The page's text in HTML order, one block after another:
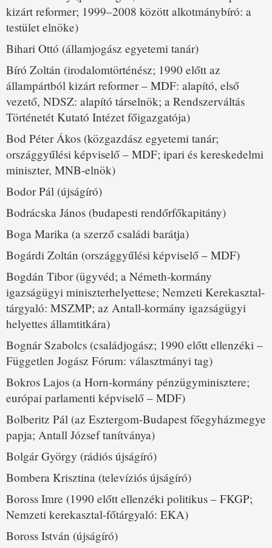
kizárt reformer; 1999–2008 között alkotmánybíró: a
testület elnöke)
Bihari Ottó (államjogász egyetemi tanár)
Bíró Zoltán (irodalomtörténész; 1990 előtt az
állampártból kizárt reformer – MDF: alapító, első
vezető, NDSZ: alapító társelnök; a Rendszerváltás
Történetét Kutató Intézet főigazgatója)
Bod Péter Ákos (közgazdász egyetemi tanár;
országgyűlési képviselő – MDF; ipari és kereskedelmi
miniszter, MNB-elnök)
Bodor Pál (újságíró)
Bodrácska János (budapesti rendőrfőkapitány)
Boga Marika (a szerző családi barátja)
Bogárdi Zoltán (országgyűlési képviselő – MDF)
Bogdán Tibor (ügyvéd; a Németh-kormány
igazságügyi miniszterhelyettese; Nemzeti Kerekasztal-
tárgyaló: MSZMP; az Antall-kormány igazságügyi
helyettes államtitkára)
Bognár Szabolcs (családjogász; 1990 előtt ellenzéki –
Független Jogász Fórum: választmányi tag)
Bokros Lajos (a Horn-kormány pénzügyminisztere;
európai parlamenti képviselő – MDF)
Bolberitz Pál (az Esztergom-Budapest főegyházmegye
papja; Antall József tanítványa)
Bolgár György (rádiós újságíró)
Bombera Krisztina (televíziós újságíró)
Boross Imre (1990 előtt ellenzéki politikus – FKGP;
Nemzeti kerekasztal-főtárgyaló: EKA)
Boross István (újságíró)